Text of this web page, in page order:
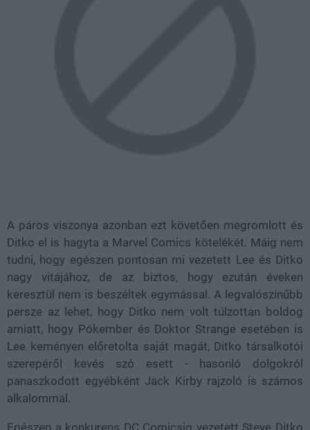
A páros viszonya azonban ezt követően megromlott és
Ditko el is hagyta a Marvel Comics kötelékét. Máig nem
tudni, hogy egészen pontosan mi vezetett Lee és Ditko
nagy vitájához, de az biztos, hogy ezután éveken
keresztül nem is beszéltek egymással. A legvalószínűbb
persze az lehet, hogy Ditko nem volt túlzottan boldog
amiatt, hogy Pókember és Doktor Strange esetében is
Lee keményen előretolta saját magát, Ditko társalkotói
szerepéről kevés szó esett - hasonló dolgokról
panaszkodott egyébként Jack Kirby rajzoló is számos
alkalommal.
Egészen a konkurens DC Comicsig vezetett Steve Ditko